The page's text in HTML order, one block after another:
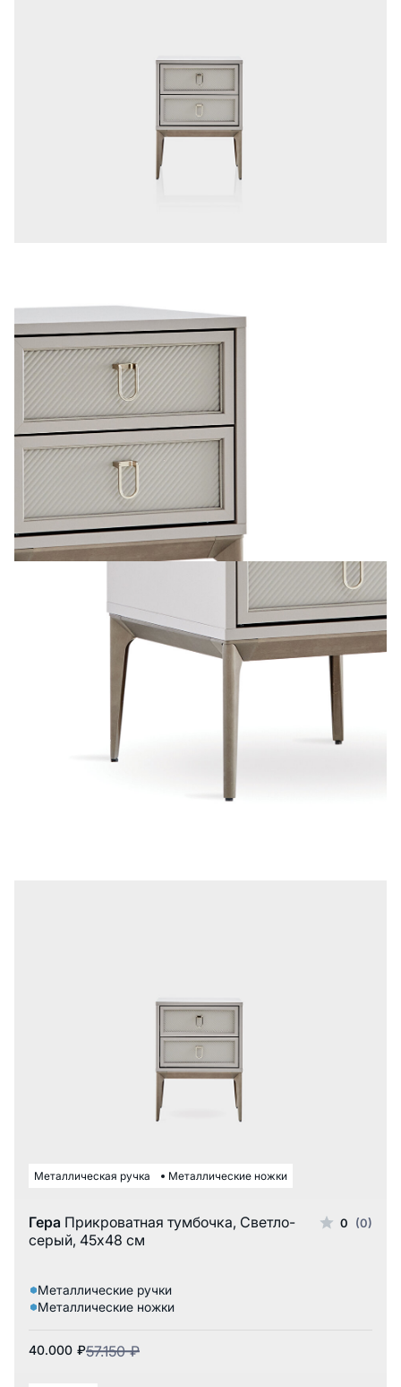
Металлическая ручка Металлические ножки
Гера Прикроватная тумбочка, Светло-
серый, 45x48 см
0 (0)
Металлические ручки
Металлические ножки
57.150 ₽
40.000 ₽